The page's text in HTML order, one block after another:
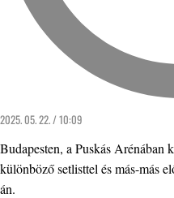
2025. 05. 22. / 10:09
Budapesten, a Puskás Arénában
különböző setlisttel és más-más
án.